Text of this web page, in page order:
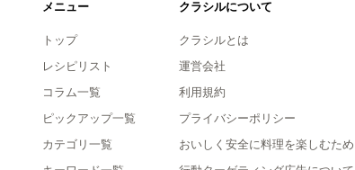
メニュー
トップ
レシピリスト
コラム一覧
ピックアップ一覧
カテゴリ一覧
クラシルについて
クラシルとは
運営会社
利用規約
プライバシーポリシー
おいしく安全に料理を楽しむため